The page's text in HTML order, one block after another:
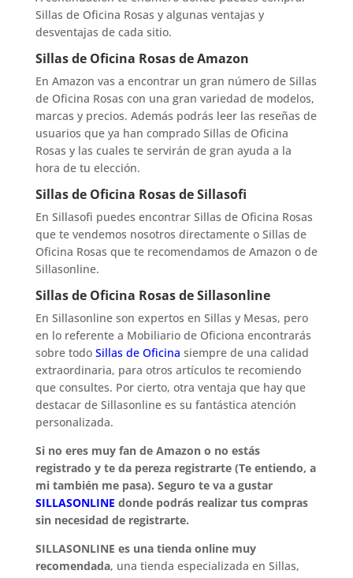
Sillas de Oficina Rosas y algunas ventajas y
desventajas de cada sitio.
Sillas de Oficina Rosas de Amazon
En Amazon vas a encontrar un gran número de Sillas
de Oficina Rosas con una gran variedad de modelos,
marcas y precios. Además podrás leer las reseñas de
usuarios que ya han comprado Sillas de Oficina
Rosas y las cuales te servirán de gran ayuda a la
hora de tu elección.
Sillas de Oficina Rosas de Sillasofi
En Sillasofi puedes encontrar Sillas de Oficina Rosas
que te vendemos nosotros directamente o Sillas de
Oficina Rosas que te recomendamos de Amazon o de
Sillasonline.
Sillas de Oficina Rosas de Sillasonline
En Sillasonline son expertos en Sillas y Mesas, pero
en lo referente a Mobiliario de Oficiona encontrarás
sobre todo Sillas de Oficina siempre de una calidad
extraordinaria, para otros artículos te recomiendo
que consultes. Por cierto, otra ventaja que hay que
destacar de Sillasonline es su fantástica atención
personalizada.
Si no eres muy fan de Amazon o no estás
registrado y te da pereza registrarte (Te entiendo, a
mi también me pasa). Seguro te va a gustar
SILLASONLINE donde podrás realizar tus compras
sin necesidad de registrarte.
SILLASONLINE es una tienda online muy
recomendada, una tienda especializada en Sillas,